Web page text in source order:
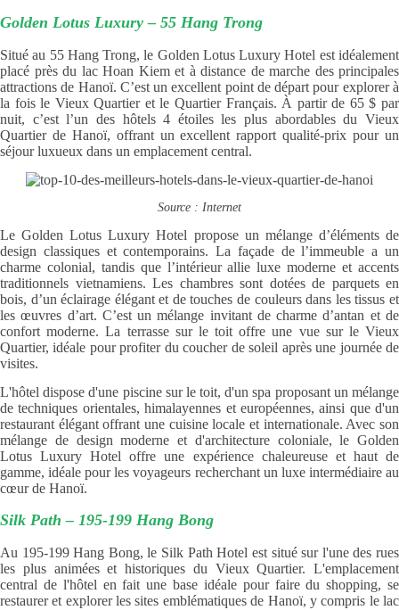
Golden Lotus Luxury – 55 Hang Trong
Situé au 55 Hang Trong, le Golden Lotus Luxury Hotel est idéalement
placé près du lac Hoan Kiem et à distance de marche des principales
attractions de Hanoï. C’est un excellent point de départ pour explorer à
la fois le Vieux Quartier et le Quartier Français. À partir de 65 $ par
nuit, c’est l’un des hôtels 4 étoiles les plus abordables du Vieux
Quartier de Hanoï, offrant un excellent rapport qualité-prix pour un
séjour luxueux dans un emplacement central.
Source : Internet
Le Golden Lotus Luxury Hotel propose un mélange d’éléments de
design classiques et contemporains. La façade de l’immeuble a un
charme colonial, tandis que l’intérieur allie luxe moderne et accents
traditionnels vietnamiens. Les chambres sont dotées de parquets en
bois, d’un éclairage élégant et de touches de couleurs dans les tissus et
les œuvres d’art. C’est un mélange invitant de charme d’antan et de
confort moderne. La terrasse sur le toit offre une vue sur le Vieux
Quartier, idéale pour profiter du coucher de soleil après une journée de
visites.
L'hôtel dispose d'une piscine sur le toit, d'un spa proposant un mélange
de techniques orientales, himalayennes et européennes, ainsi que d'un
restaurant élégant offrant une cuisine locale et internationale. Avec son
mélange de design moderne et d'architecture coloniale, le Golden
Lotus Luxury Hotel offre une expérience chaleureuse et haut de
gamme, idéale pour les voyageurs recherchant un luxe intermédiaire au
cœur de Hanoï.
Silk Path – 195-199 Hang Bong
Au 195-199 Hang Bong, le Silk Path Hotel est situé sur l'une des rues
les plus animées et historiques du Vieux Quartier. L'emplacement
central de l'hôtel en fait une base idéale pour faire du shopping, se
restaurer et explorer les sites emblématiques de Hanoï, y compris le lac